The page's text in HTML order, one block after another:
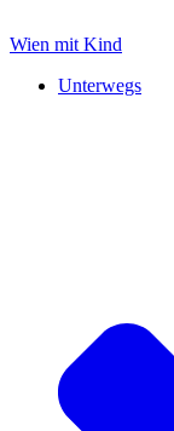
Inhalt
Wien mit Kind
Unterwegs